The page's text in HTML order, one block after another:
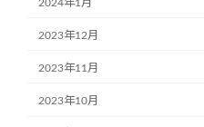
2024年1月
2023年12月
2023年11月
2023年10月